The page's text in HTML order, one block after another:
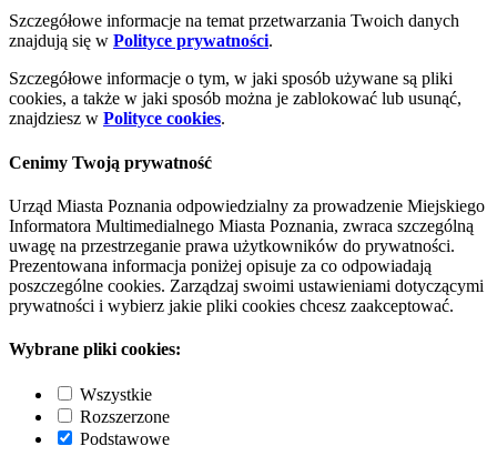
Szczegółowe informacje na temat przetwarzania Twoich danych
znajdują się w Polityce prywatności.
Szczegółowe informacje o tym, w jaki sposób używane są pliki
cookies, a także w jaki sposób można je zablokować lub usunąć,
znajdziesz w Polityce cookies.
Cenimy Twoją prywatność
Urząd Miasta Poznania odpowiedzialny za prowadzenie Miejskiego
Informatora Multimedialnego Miasta Poznania, zwraca szczególną
uwagę na przestrzeganie prawa użytkowników do prywatności.
Prezentowana informacja poniżej opisuje za co odpowiadają
poszczególne cookies. Zarządzaj swoimi ustawieniami dotyczącymi
prywatności i wybierz jakie pliki cookies chcesz zaakceptować.
Wybrane pliki cookies:
Wszystkie
Rozszerzone
Podstawowe